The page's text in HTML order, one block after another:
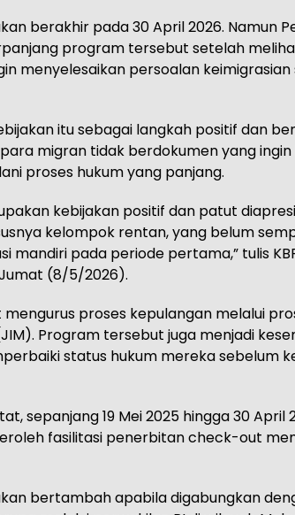
berakhir pada 30 April 2026. Namun
program tersebut setelah
menyelesaikan persoalan
itu sebagai langkah positif dan
migran tidak berdokumen yang
proses hukum yang panjang.
kebijakan positif dan patut
kelompok rentan, yang belum
pada periode pertama,” tulis
(8/5/2026).
mengurus proses kepulangan melalui
Program tersebut juga menjadi
status hukum mereka sebelum
sepanjang 19 Mei 2025 hingga 30 April
fasilitasi penerbitan check-out
bertambah apabila digabungkan